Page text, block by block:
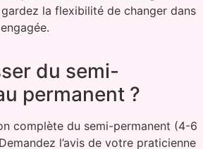
gardez la flexibilité de changer dans
du semi-
permanent ?
complète du semi-permanent (4-6
l’avis de votre praticienne